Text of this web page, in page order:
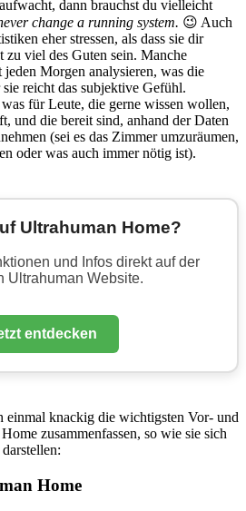
dann brauchst du vielleicht
change a running system. 😉 Auch
eher stressen, als dass sie dir
zu viel des Guten sein. Manche
Morgen analysieren, was die
reicht das subjektive Gefühl.
für Leute, die gerne wissen wollen,
und die bereit sind, anhand der Daten
(sei es das Zimmer umzuräumen,
oder was auch immer nötig ist).
Ultrahuman Home?
und Infos direkt auf der
Ultrahuman Website.
entdecken
einmal knackig die wichtigsten Vor- und
zusammenfassen, so wie sie sich
Home